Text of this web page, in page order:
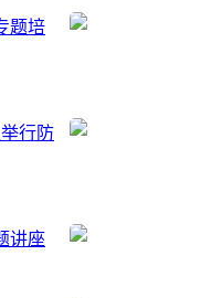
题培
行防
讲座